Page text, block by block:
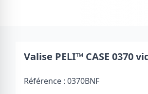
Valise PELI™ CASE 0370
Référence : 0370BNF